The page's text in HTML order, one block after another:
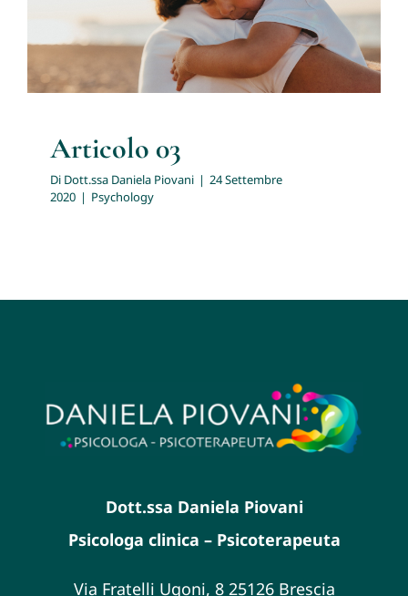
Psychology
Articolo 03
Di Dott.ssa Daniela Piovani | 24 Settembre
2020 | Psychology
Dott.ssa Daniela Piovani
Psicologa clinica – Psicoterapeuta
Via Fratelli Ugoni, 8 25126 Brescia